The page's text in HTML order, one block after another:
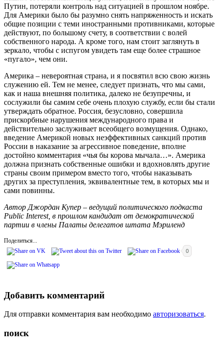
Путин, потеряли контроль над ситуацией в прошлом ноябре.
Для Америки было бы разумно снять напряженность и искать
общие позиции с теми иностранными противниками, которые
действуют, по большому счету, в соответствии с волей
собственного народа. А кроме того, нам стоит заглянуть в
зеркало, чтобы с испугом увидеть там еще более страшное
«пугало», чем они.
Америка – невероятная страна, и я посвятил всю свою жизнь
служению ей. Тем не менее, следует признать, что мы сами,
как и наша внешняя политика, далеко не безупречны, и
сослужили бы самим себе очень плохую службу, если бы стали
утверждать обратное. Россия, безусловно, совершила
прискорбные нарушения международного права и
действительно заслуживает всеобщего возмущения. Однако,
введение Америкой новых неэффективных санкций против
России в наказание за агрессивное поведение, вполне
достойно комментария «чья бы корова мычала…». Америка
должна признать собственные ошибки и вдохновлять другие
страны своим примером вместо того, чтобы наказывать
других за преступления, эквивалентные тем, в которых мы и
сами повинны.
Автор Джордан Купер – ведущий политического подкаста
Public Interest, в прошлом кандидат от демократической
партии в члены Палаты делегатов штата Мэриленд
Поделиться...
0
Добавить комментарий
Для отправки комментария вам необходимо авторизоваться.
поиск